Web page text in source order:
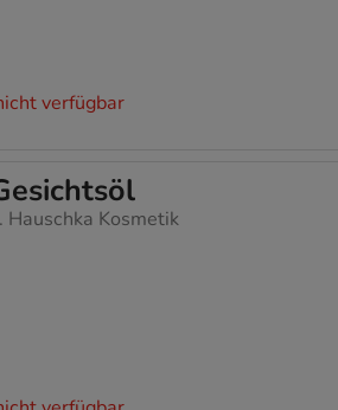
verfügbar
Kosmetik